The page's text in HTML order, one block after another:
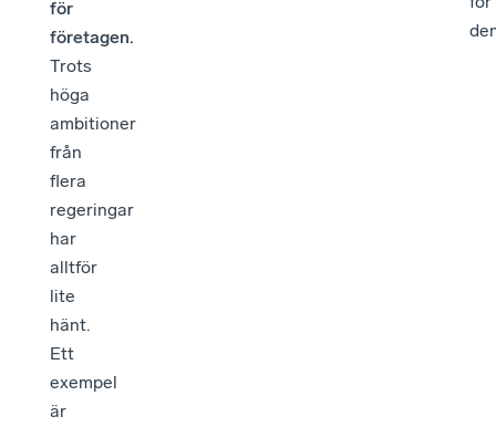
för
företagen.
Trots
höga
ambitioner
från
flera
regeringar
har
alltför
lite
hänt.
Ett
exempel
är